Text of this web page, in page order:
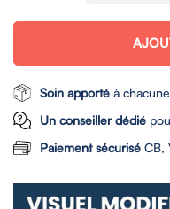
Soin apporté à
Un conseiller dédié
Paiement sécurisé CB,